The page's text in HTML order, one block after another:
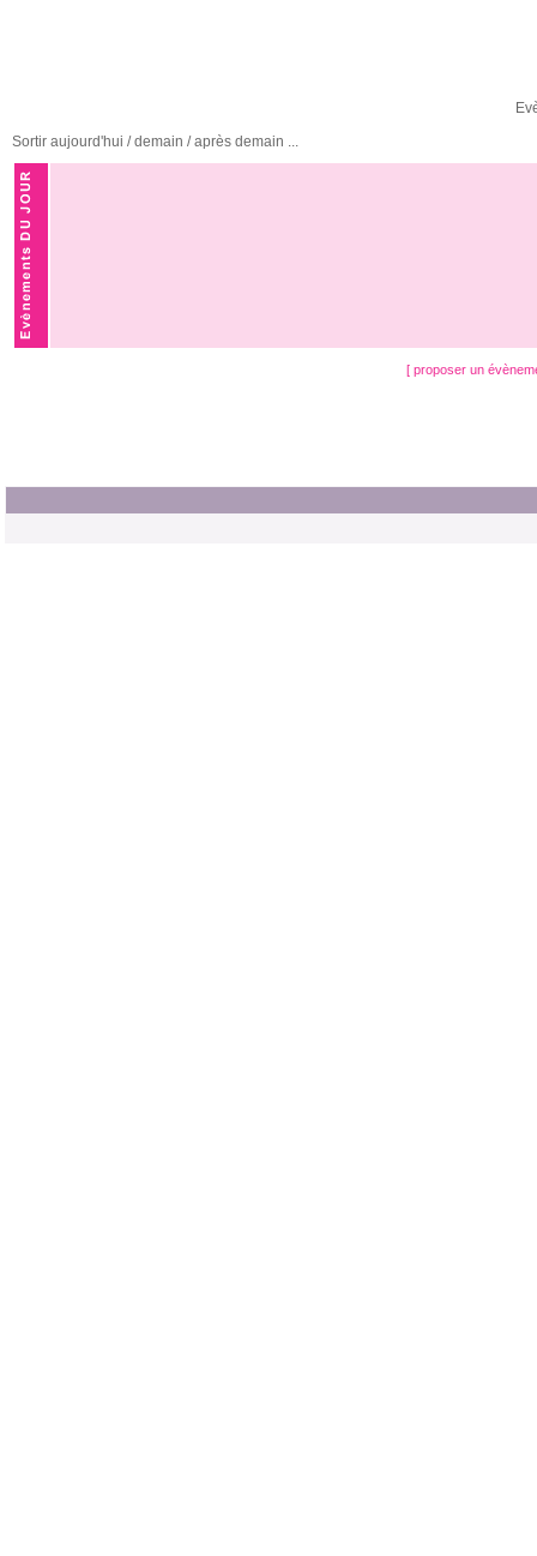
Sortir aujourd'hui / demain / après demain ...
[ proposer un